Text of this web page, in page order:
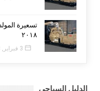
تسعيرة
٢٠١٨
3 فبراير, 2018
الدليل السياحي